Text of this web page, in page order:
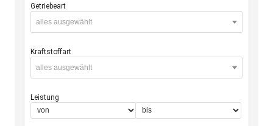
Getriebeart
alles ausgewählt
Kraftstoffart
alles ausgewählt
Leistung